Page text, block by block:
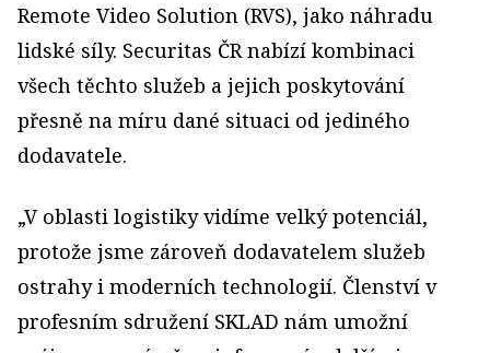
Remote Video Solution (RVS), jako náhradu
lidské síly. Securitas ČR nabízí kombinaci
všech těchto služeb a jejich poskytování
přesně na míru dané situaci od jediného
dodavatele.
„V oblasti logistiky vidíme velký potenciál,
protože jsme zároveň dodavatelem služeb
ostrahy i moderních technologií. Členství v
profesním sdružení SKLAD nám umožní